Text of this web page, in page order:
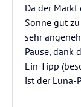
Da der
Sonne gut
sehr
Pause, dank
Ein Tipp
ist der Luna-